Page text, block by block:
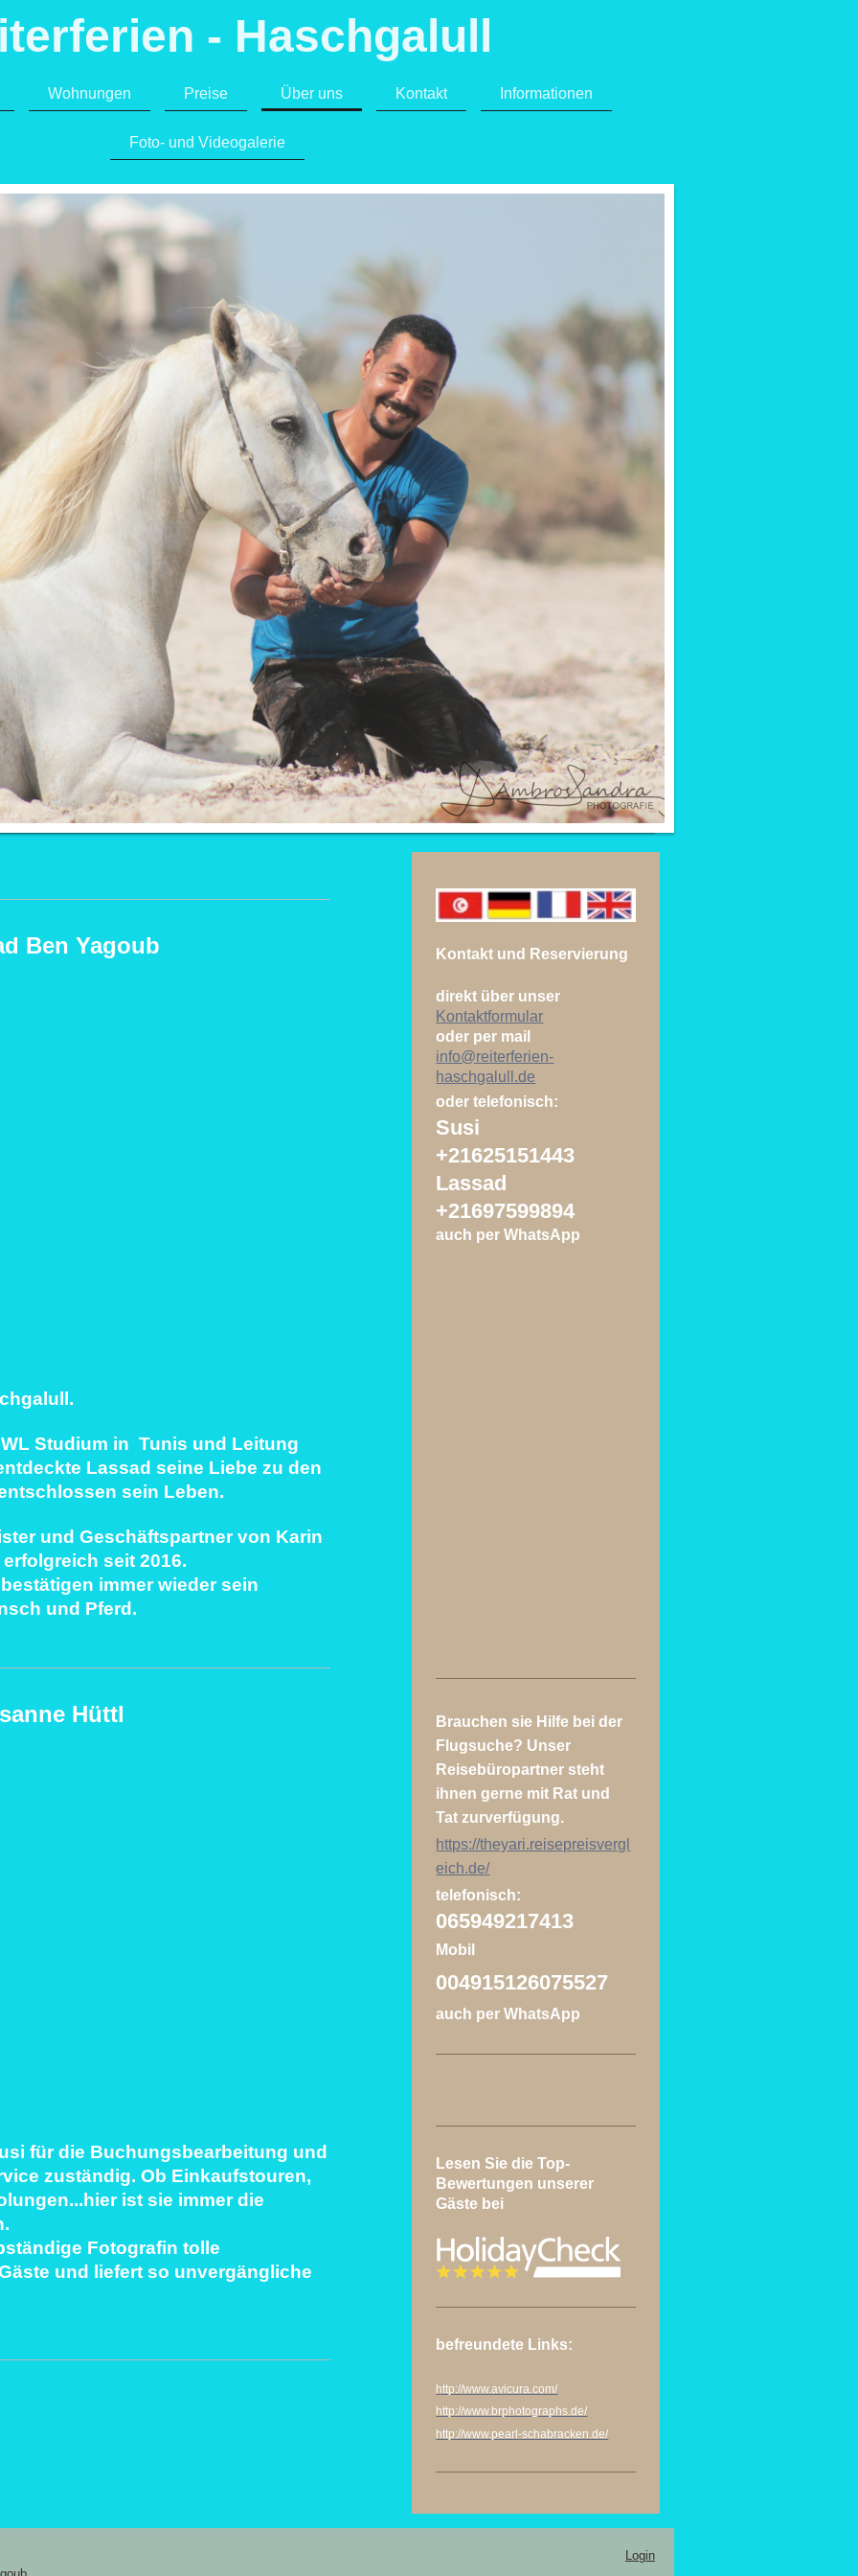
- Haschgalull
Wohnungen Preise Über uns Kontakt Informationen
Foto- und Videogalerie
Ben Yagoub
Studium in Tunis und Leitung
Lassad seine Liebe zu den
sein Leben.
und Geschäftspartner von Karin
seit 2016.
immer wieder sein
und Pferd.
Hüttl
für die Buchungsbearbeitung und
zuständig. Ob Einkaufstouren,
ist sie immer die
Fotografin tolle
und liefert so unvergängliche
Kontakt und Reservierung
direkt über unser
Kontaktformular
oder per mail
info@reiterferien-
haschgalull.de
oder telefonisch:
Susi
+21625151443
Lassad
+21697599894
auch per WhatsApp
Brauchen sie Hilfe bei der
Flugsuche? Unser
Reisebüropartner steht
ihnen gerne mit Rat und
Tat zurverfügung.
https://theyari.reisepreisvergl
eich.de/
telefonisch:
065949217413
Mobil
004915126075527
auch per WhatsApp
Lesen Sie die Top-
Bewertungen unserer
Gäste bei
befreundete Links:
http://www.avicura.com/
http://www.brphotographs.de/
http://www.pearl-schabracken.de/
Login